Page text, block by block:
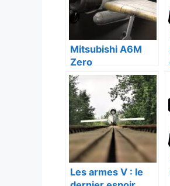
Mitsubishi A6M
Zero
Les armes V : le